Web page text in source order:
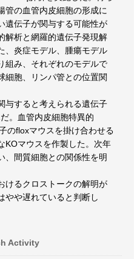
管の血管内皮細胞の形成に
遺伝子が関与する可能性が
解析と網羅的遺伝子発現解
、炎症モデル、腫瘍モデル
組み、それぞれのモデルで
細胞、リンパ管との位置関
与すると考えられる遺伝子
。血管内皮細胞特異的
のfloxマウスを掛け合わせる
KOマウスを作製した。次年
、間質細胞との関係性を明
けるクロストークの解明が
やや遅れていると判断し
Activity